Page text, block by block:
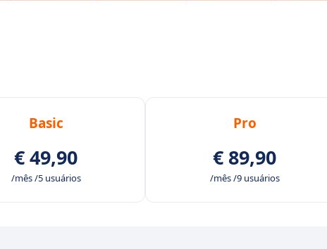
Basic
€ 49,90
/mês /5 usuários
Pro
€ 89,90
/mês /9 usuários